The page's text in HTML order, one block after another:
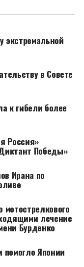
«Ни
можем делать
возглавляет
и сам Санчес
семьи.
службы не
переросли
человек
против
Участники
в адрес
инцидент в
Там две
облили красной
Христофора
они
празднования
экстремальной
в Совете
к гибели более
Россия»
Победы»
Ирана по
лечение
Бурденко
помогло Японии